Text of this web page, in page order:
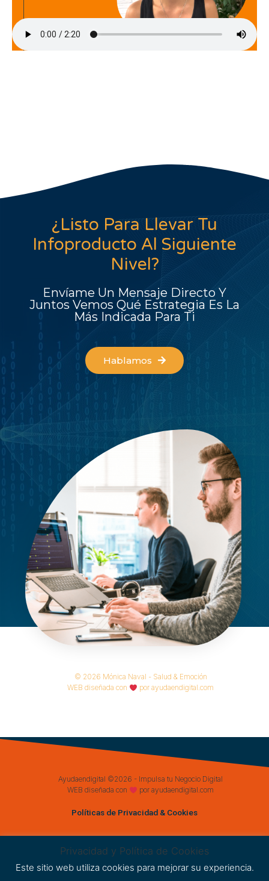
¿Listo Para Llevar Tu
Infoproducto Al Siguiente
Nivel?
Envíame Un Mensaje Directo Y
Juntos Vemos Qué Estrategia Es La
Más Indicada Para Ti
Hablamos
© 2026 Mónica Naval - Salud & Emoción
WEB diseñada con
por ayudaendigital.com
Ayudaendigital ©2026 - Impulsa tu Negocio Digital
WEB diseñada con
por ayudaendigital.com
Políticas de Privacidad & Cookies
Privacidad y Política de Cookies
Este sitio web utiliza cookies para mejorar su experiencia.